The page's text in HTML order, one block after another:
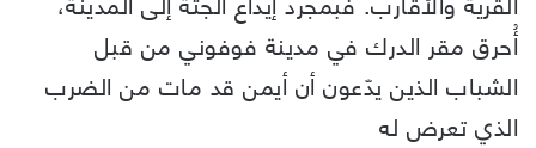
أُحرق مقر الدرك في مدينة فوفوني من قبل
الشباب الذين يدّعون أن أيمن قد مات من الضرب
الذي تعرض له